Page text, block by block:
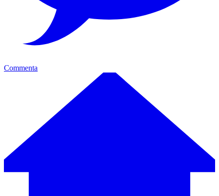
Commenta